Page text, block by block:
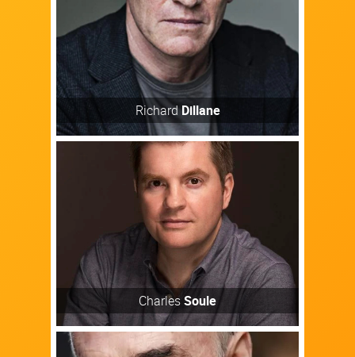
RichardDillane
CharlesSoule
Auteur / Autrice
Découvrir
Acteur / Actrice
Découvrir